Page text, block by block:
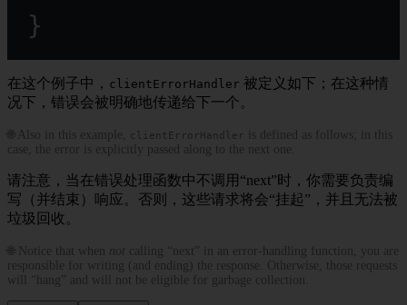
}
在这个例子中， clientErrorHandler 被定义如下；在这种情
况下，错误会被明确地传递给下一个。
🌐 Also in this example, clientErrorHandler
is defined as follows; in this
case, the error is explicitly passed along to the next one.
请注意，当在错误处理函数中不调用“next”时，你需要负责编
写（并结束）响应。否则，这些请求将会“挂起”，并且无法被
垃圾回收。
🌐 Notice that when not calling “next” in an error-handling function, you are
responsible for writing (and ending) the response. Otherwise, those requests
will “hang” and will not be eligible for garbage collection.